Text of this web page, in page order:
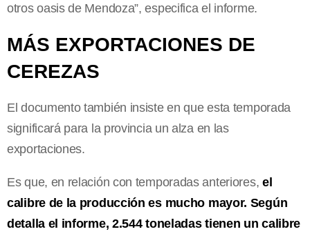
otros oasis de Mendoza”, especifica el informe.
MÁS EXPORTACIONES DE
CEREZAS
El documento también insiste en que esta temporada
significará para la provincia un alza en las
exportaciones.
Es que, en relación con temporadas anteriores, el
calibre de la producción es mucho mayor. Según
detalla el informe, 2.544 toneladas tienen un calibre